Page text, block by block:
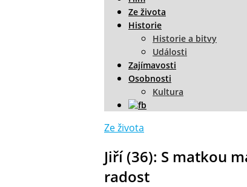
Ze života
Historie
Historie a bitvy
Události
Zajímavosti
Osobnosti
Kultura
Ze života
Jiří (36): S matkou
radost